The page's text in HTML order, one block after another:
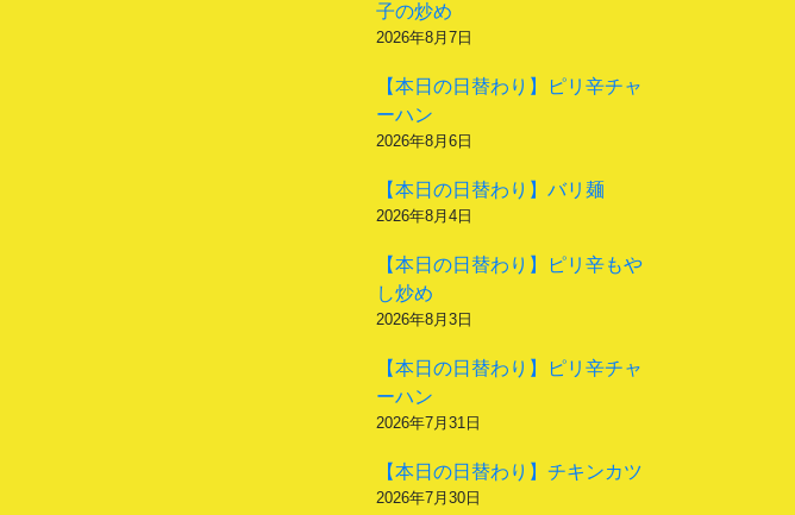
子の炒め
2026年8月7日
【本日の日替わり】ピリ辛チャ
ーハン
2026年8月6日
【本日の日替わり】バリ麺
2026年8月4日
【本日の日替わり】ピリ辛もや
し炒め
2026年8月3日
【本日の日替わり】ピリ辛チャ
ーハン
2026年7月31日
【本日の日替わり】チキンカツ
2026年7月30日